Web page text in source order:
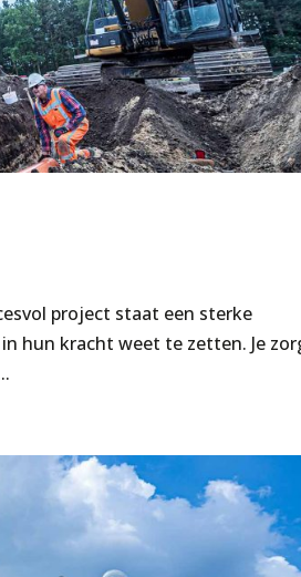
project staat een sterke
hun kracht weet te zetten. Je